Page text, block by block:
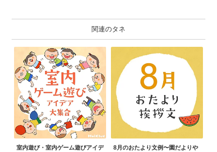
関連のタネ
室内遊び・室内ゲーム遊びアイデ
8月のおたより文例〜園だよりや